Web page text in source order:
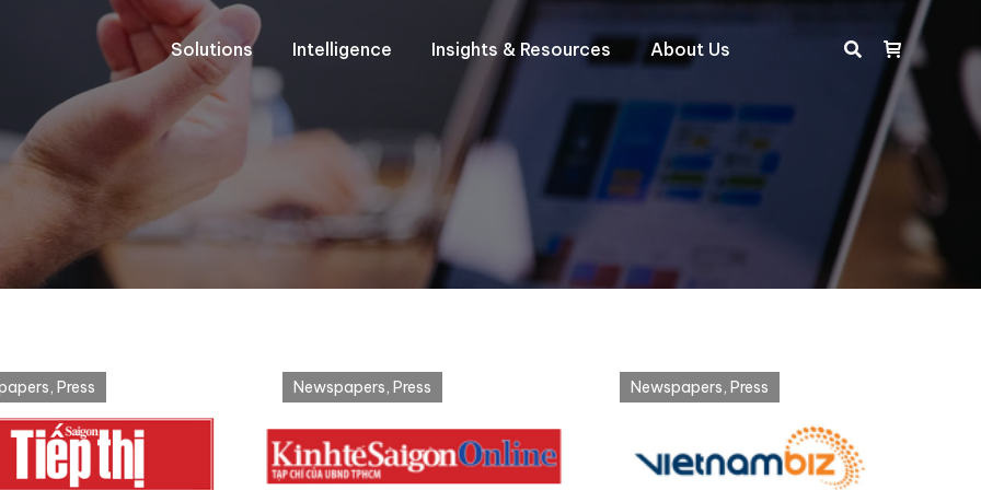
Solutions Intelligence Insights & Resources About Us Search:
, Press Newspapers, Press Newspapers, Press